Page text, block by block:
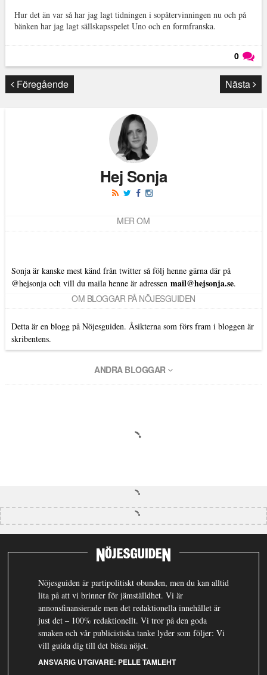
Hur det än var så har jag lagt tidningen i sopåtervinningen nu och på
bänken har jag lagt sällskapsspelet Uno och en formfranska.
0
Läs kommentarer (0)
Föregående Nästa
Hej Sonja
MER OM
Sonja är kanske mest känd från twitter så följ henne gärna där på
@hejsonjaoch vill du maila henne är adressen mail@hejsonja.se.
OM BLOGGAR PÅ NÖJESGUIDEN
Detta är en blogg på Nöjesguiden. Åsikterna som förs fram i bloggen är
skribentens.
ANDRA BLOGGAR
Nöjesguiden är partipolitiskt obunden, men du kan alltid
lita på att vi brinner för jämställdhet. Vi är
annonsfinansierade men det redaktionella innehållet är
just det – 100% redaktionellt. Vi tror på den goda
smaken och vår publicistiska tanke lyder som följer: Vi
vill guida dig till det bästa nöjet.
ANSVARIG UTGIVARE: PELLE TAMLEHT